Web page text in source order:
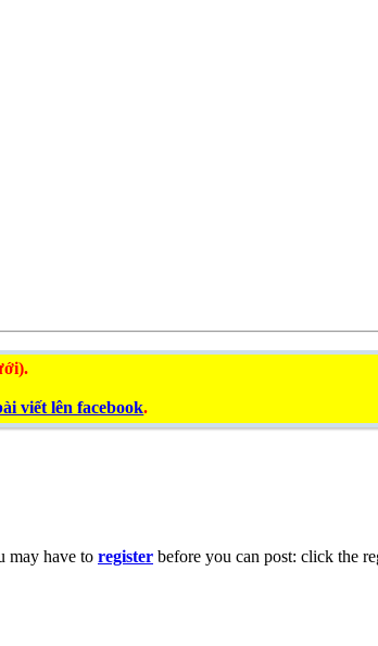
viết lên facebook.
may have to register before you can post: click the